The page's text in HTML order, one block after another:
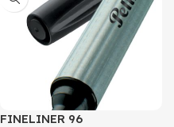
FINELINER 96